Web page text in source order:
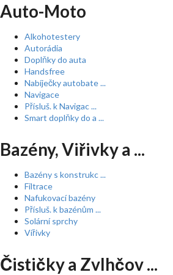
Auto-Moto
Alkohotestery
Autorádia
Doplňky do auta
Handsfree
Nabíječky autobate ...
Navigace
Přísluš. k Navigac ...
Smart doplňky do a ...
Bazény, Viřivky a ...
Bazény s konstrukc ...
Filtrace
Nafukovací bazény
Přísluš. k bazénům ...
Solární sprchy
Vířivky
Čističky a Zvlhčov ...